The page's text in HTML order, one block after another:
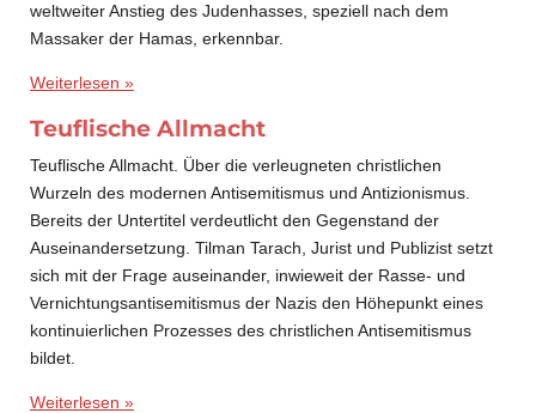
weltweiter Anstieg des Judenhasses, speziell nach dem
Massaker der Hamas, erkennbar.
Weiterlesen »
Teuflische Allmacht
Teuflische Allmacht. Über die verleugneten christlichen
Wurzeln des modernen Antisemitismus und Antizionismus.
Bereits der Untertitel verdeutlicht den Gegenstand der
Auseinandersetzung. Tilman Tarach, Jurist und Publizist setzt
sich mit der Frage auseinander, inwieweit der Rasse- und
Vernichtungsantisemitismus der Nazis den Höhepunkt eines
kontinuierlichen Prozesses des christlichen Antisemitismus
bildet.
Weiterlesen »